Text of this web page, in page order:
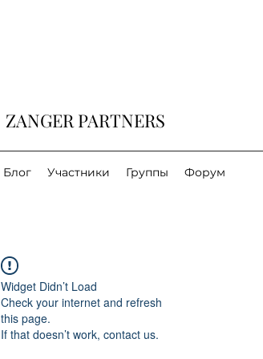
ZANGER PARTNERS
Блог Участники Группы Форум
Widget Didn’t Load
Check your internet and refresh
this page.
If that doesn’t work, contact us.